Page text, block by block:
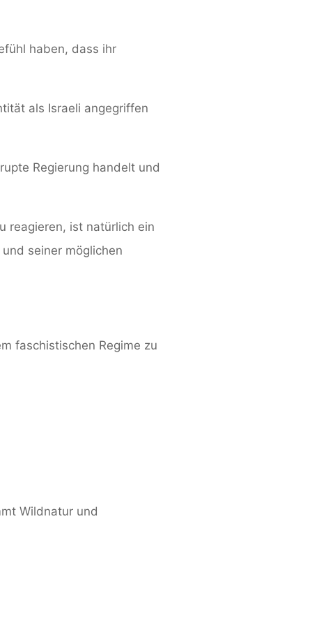
haben, dass ihr
als Israeli angegriffen
Regierung handelt und
reagieren, ist natürlich ein
seiner möglichen
faschistischen Regime zu
Wildnatur und